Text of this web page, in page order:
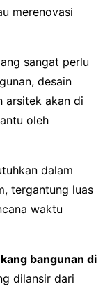
merenovasi
sangat perlu
desain
arsitek akan di
oleh
dalam
tergantung luas
waktu
bangunan di
dilansir dari